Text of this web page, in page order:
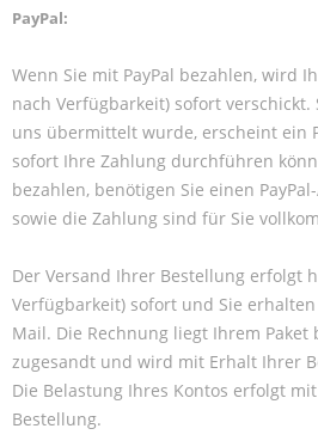
PayPal:
Wenn Sie mit PayPal bezahlen, wird
nach Verfügbarkeit) sofort
uns übermittelt wurde, erscheint ein
sofort Ihre Zahlung durchführen
bezahlen, benötigen Sie einen
sowie die Zahlung sind für Sie
Der Versand Ihrer Bestellung erfolgt
Verfügbarkeit) sofort und Sie
Mail. Die Rechnung liegt Ihrem
zugesandt und wird mit Erhalt Ihrer
Die Belastung Ihres Kontos erfolgt
Bestellung.